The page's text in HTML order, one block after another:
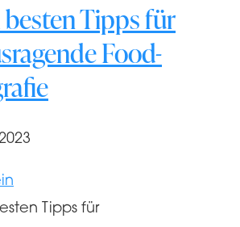
besten Tipps für
Food-
Tipps für